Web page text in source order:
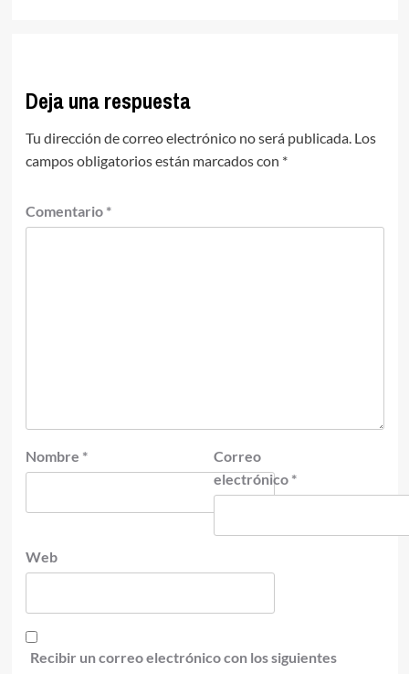
Deja una respuesta
Tu dirección de correo electrónico no será publicada. Los
campos obligatorios están marcados con *
Comentario *
Nombre *
Correo
electrónico *
Web
Recibir un correo electrónico con los siguientes